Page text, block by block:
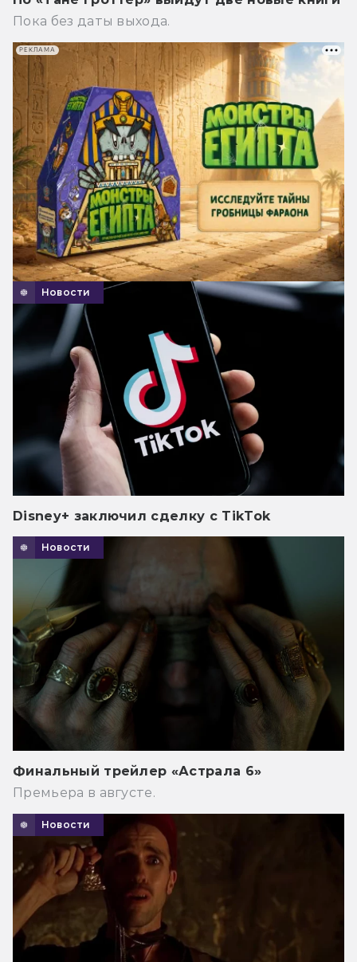
Пока без даты выхода.
Новости
Disney+ заключил сделку с TikTok
Новости
Финальный трейлер «Астрала 6»
Премьера в августе.
Новости
РЕКЛАМА